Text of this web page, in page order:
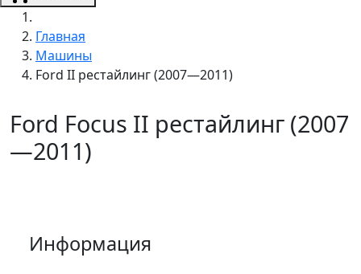
Главная
Машины
Ford II рестайлинг (2007—2011)
Ford Focus II рестайлинг (2007
—2011)
Информация